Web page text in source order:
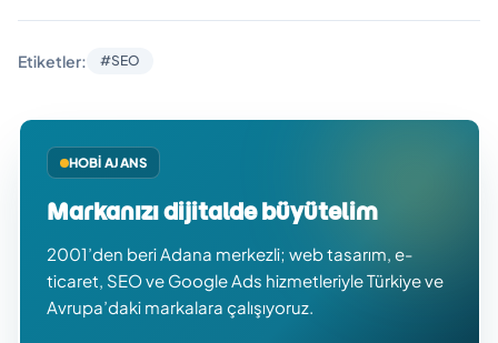
Etiketler: #SEO
HOBI AJANS
Markanızı dijitalde büyütelim
2001’den beri Adana merkezli; web tasarım, e-
ticaret, SEO ve Google Ads hizmetleriyle Türkiye ve
Avrupa’daki markalara çalışıyoruz.